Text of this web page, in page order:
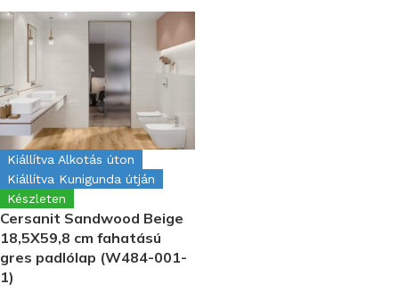
Kiállítva Alkotás úton
Kiállítva Kunigunda útján
Készleten
Cersanit Sandwood Beige
18,5X59,8 cm fahatású
gres padlólap (W484-001-
1)